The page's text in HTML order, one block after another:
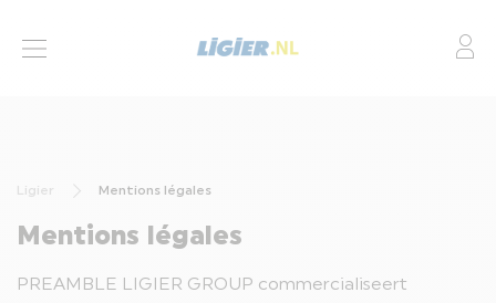
LEASING
FINANCIERING
Ligier Mentions légales
Mentions légales
PREAMBLE LIGIER GROUP commercialiseert